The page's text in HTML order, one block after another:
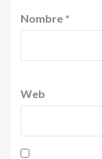
Nombre *
Web